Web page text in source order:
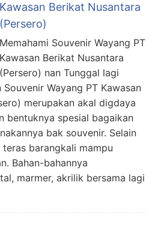
Kawasan Berikat Nusantara
(Persero)
Memahami Souvenir Wayang PT
Kawasan Berikat Nusantara
(Persero) nan Tunggal lagi
Wayang PT Kawasan
merupakan akal digdaya
bentuknya spesial bagaikan
bak souvenir. Selain
barangkali mampu
Bahan-bahannya
marmer, akrilik bersama lagi